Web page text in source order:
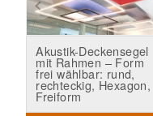
Akustik-Deckensegel
mit Rahmen – Form
frei wählbar: rund,
rechteckig, Hexagon,
Freiform